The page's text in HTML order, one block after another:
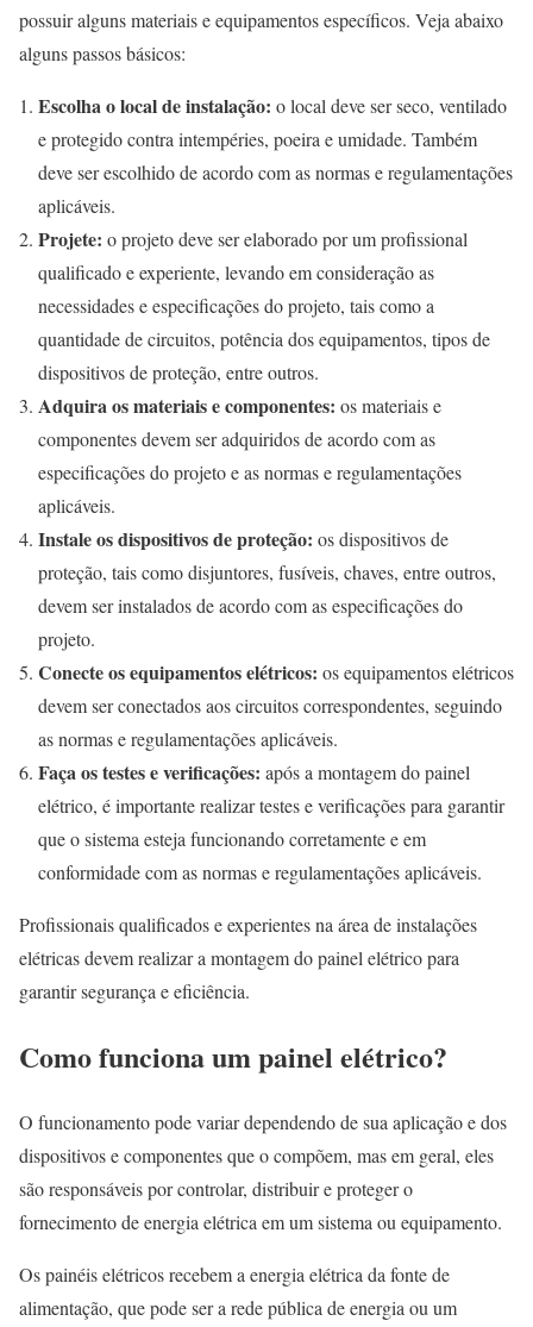
possuir alguns materiais e equipamentos específicos. Veja abaixo
alguns passos básicos:
Escolha o local de instalação: o local deve ser seco, ventilado
e protegido contra intempéries, poeira e umidade. Também
deve ser escolhido de acordo com as normas e regulamentações
aplicáveis.
Projete: o projeto deve ser elaborado por um profissional
qualificado e experiente, levando em consideração as
necessidades e especificações do projeto, tais como a
quantidade de circuitos, potência dos equipamentos, tipos de
dispositivos de proteção, entre outros.
Adquira os materiais e componentes: os materiais e
componentes devem ser adquiridos de acordo com as
especificações do projeto e as normas e regulamentações
aplicáveis.
Instale os dispositivos de proteção: os dispositivos de
proteção, tais como disjuntores, fusíveis, chaves, entre outros,
devem ser instalados de acordo com as especificações do
projeto.
Conecte os equipamentos elétricos: os equipamentos elétricos
devem ser conectados aos circuitos correspondentes, seguindo
as normas e regulamentações aplicáveis.
Faça os testes e verificações: após a montagem do painel
elétrico, é importante realizar testes e verificações para garantir
que o sistema esteja funcionando corretamente e em
conformidade com as normas e regulamentações aplicáveis.
Profissionais qualificados e experientes na área de instalações
elétricas devem realizar a montagem do painel elétrico para
garantir segurança e eficiência.
Como funciona um painel elétrico?
O funcionamento pode variar dependendo de sua aplicação e dos
dispositivos e componentes que o compõem, mas em geral, eles
são responsáveis por controlar, distribuir e proteger o
fornecimento de energia elétrica em um sistema ou equipamento.
Os painéis elétricos recebem a energia elétrica da fonte de
alimentação, que pode ser a rede pública de energia ou um